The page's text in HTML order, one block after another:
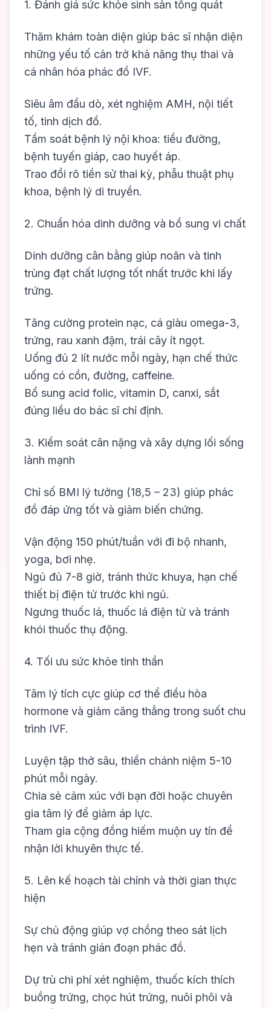
1. Đánh giá sức khỏe sinh sản tổng quát
Thăm khám toàn diện giúp bác sĩ nhận diện
những yếu tố cản trở khả năng thụ thai và
cá nhân hóa phác đồ IVF.
Siêu âm đầu dò, xét nghiệm AMH, nội tiết
tố, tinh dịch đồ.
Tầm soát bệnh lý nội khoa: tiểu đường,
bệnh tuyến giáp, cao huyết áp.
Trao đổi rõ tiền sử thai kỳ, phẫu thuật phụ
khoa, bệnh lý di truyền.
2. Chuẩn hóa dinh dưỡng và bổ sung vi chất
Dinh dưỡng cân bằng giúp noãn và tinh
trùng đạt chất lượng tốt nhất trước khi lấy
trứng.
Tăng cường protein nạc, cá giàu omega-3,
trứng, rau xanh đậm, trái cây ít ngọt.
Uống đủ 2 lít nước mỗi ngày, hạn chế thức
uống có cồn, đường, caffeine.
Bổ sung acid folic, vitamin D, canxi, sắt
đúng liều do bác sĩ chỉ định.
3. Kiểm soát cân nặng và xây dựng lối sống
lành mạnh
Chỉ số BMI lý tưởng (18,5 – 23) giúp phác
đồ đáp ứng tốt và giảm biến chứng.
Vận động 150 phút/tuần với đi bộ nhanh,
yoga, bơi nhẹ.
Ngủ đủ 7-8 giờ, tránh thức khuya, hạn chế
thiết bị điện tử trước khi ngủ.
Ngưng thuốc lá, thuốc lá điện tử và tránh
khói thuốc thụ động.
4. Tối ưu sức khỏe tinh thần
Tâm lý tích cực giúp cơ thể điều hòa
hormone và giảm căng thẳng trong suốt chu
trình IVF.
Luyện tập thở sâu, thiền chánh niệm 5-10
phút mỗi ngày.
Chia sẻ cảm xúc với bạn đời hoặc chuyên
gia tâm lý để giảm áp lực.
Tham gia cộng đồng hiếm muộn uy tín để
nhận lời khuyên thực tế.
5. Lên kế hoạch tài chính và thời gian thực
hiện
Sự chủ động giúp vợ chồng theo sát lịch
hẹn và tránh gián đoạn phác đồ.
Dự trù chi phí xét nghiệm, thuốc kích thích
buồng trứng, chọc hút trứng, nuôi phôi và